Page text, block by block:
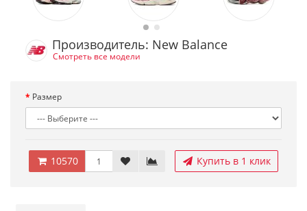
Производитель: New Balance
Смотреть все модели
Размер
10570 Купить в 1 клик